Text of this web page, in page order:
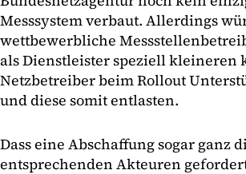
Messsystem verbaut. Allerdings
wettbewerbliche
als Dienstleister speziell kleineren
Netzbetreiber beim Rollout
und diese somit entlasten.
Dass eine Abschaffung sogar ganz
entsprechenden Akteuren